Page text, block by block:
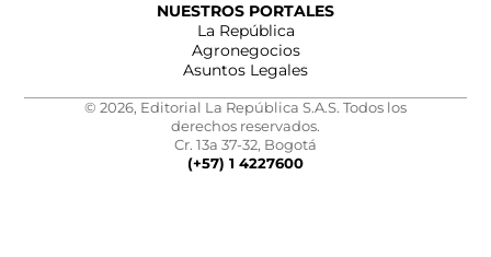
NUESTROS PORTALES
La República
Agronegocios
Asuntos Legales
© 2026, Editorial La República S.A.S. Todos los
derechos reservados.
Cr. 13a 37-32, Bogotá
(+57) 1 4227600